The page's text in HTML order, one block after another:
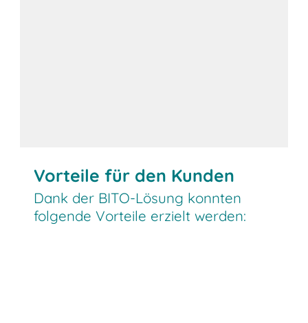
Vorteile für den Kunden
Dank der BITO-Lösung konnten
folgende Vorteile erzielt werden: